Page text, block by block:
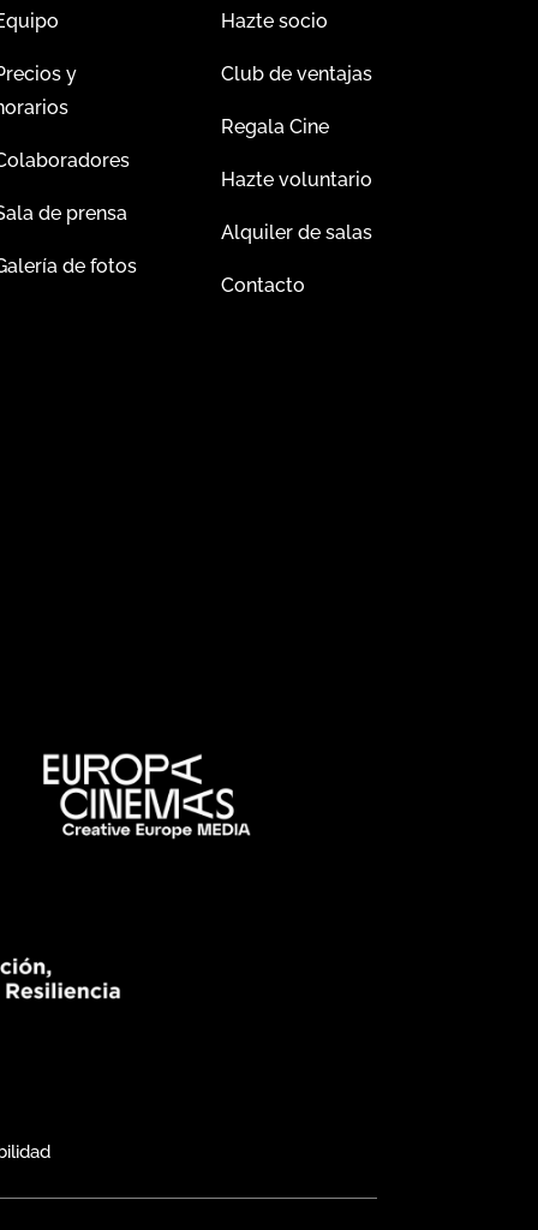
y
de prensa
de fotos
Hazte socio
Club de ventajas
Regala Cine
Hazte voluntario
Alquiler de salas
Contacto